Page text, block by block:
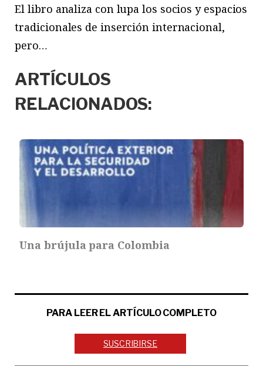
El libro analiza con lupa los socios y espacios
tradicionales de inserción internacional,
pero…
ARTÍCULOS
RELACIONADOS:
Una brújula para Colombia
PARA LEER EL ARTÍCULO COMPLETO
SUSCRIBIRSE